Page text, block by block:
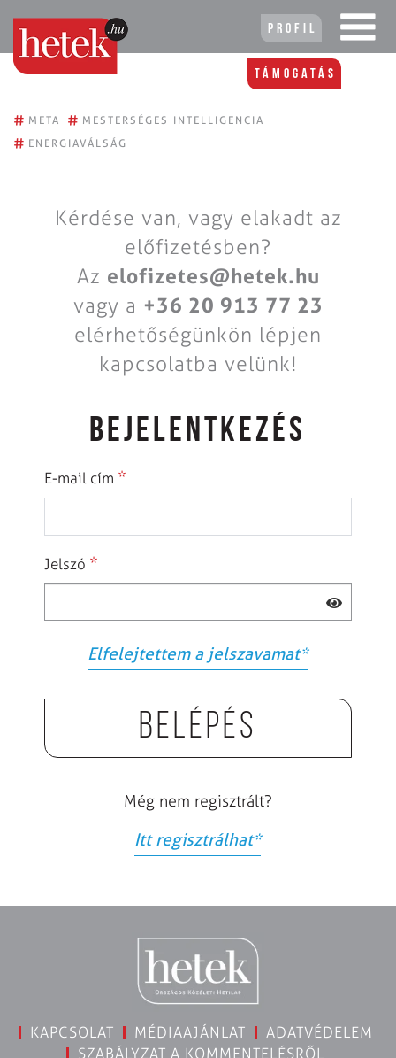
Profil
Támogatás
# META # MESTERSÉGES INTELLIGENCIA
# ENERGIAVÁLSÁG
Kérdése van, vagy elakadt az
előfizetésben?
Az elofizetes@hetek.hu
vagy a +36 20 913 77 23
elérhetőségünkön lépjen
kapcsolatba velünk!
BEJELENTKEZÉS
E-mail cím *
Jelszó *
Elfelejtettem a jelszavamat*
Belépés
Még nem regisztrált?
Itt regisztrálhat*
KAPCSOLAT MÉDIAAJÁNLAT
ADATVÉDELEM
SZABÁLYZAT A KOMMENTELÉSRŐL